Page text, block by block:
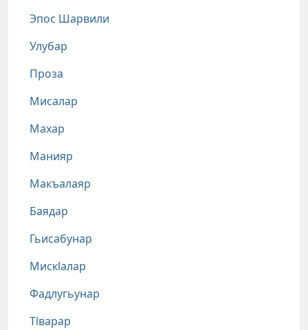
Эпос Шарвили
Улубар
Проза
Мисалар
Махар
Манияр
Макъалаяр
Баядар
Гьисабунар
Мискlалар
Фадлугьунар
Тlварар